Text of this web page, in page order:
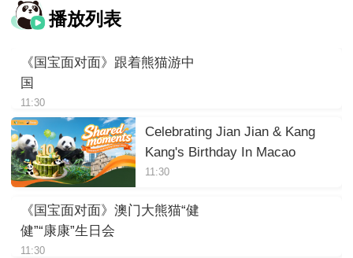
播放列表
《国宝面对面》跟着熊猫游中
国
11:30
Celebrating Jian Jian & Kang
Kang's Birthday In Macao
11:30
《国宝面对面》澳门大熊猫“健
健”“康康”生日会
11:30